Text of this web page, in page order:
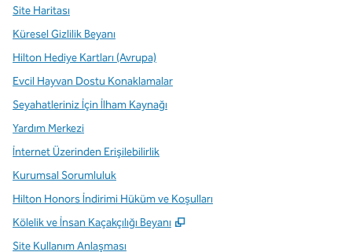
Site Haritası
Küresel Gizlilik Beyanı
Hilton Hediye Kartları (Avrupa)
Evcil Hayvan Dostu Konaklamalar
Seyahatleriniz İçin İlham Kaynağı
Yardım Merkezi
İnternet Üzerinden Erişilebilirlik
Kurumsal Sorumluluk
Hilton Honors İndirimi Hüküm ve Koşulları
Kölelik ve İnsan Kaçakçılığı Beyanı
,
Site Kullanım Anlaşması